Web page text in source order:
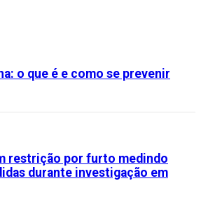
o que é e como se prevenir
restrição por furto medindo
durante investigação em